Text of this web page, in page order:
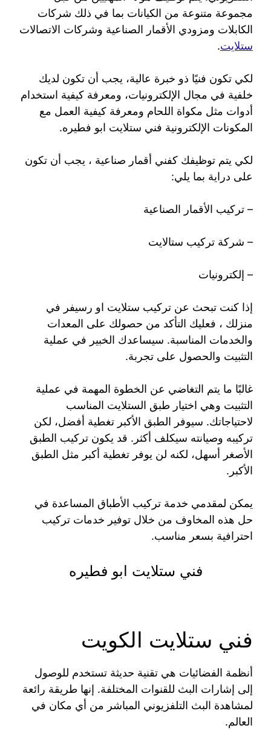
مجموعة متنوعة من الكيانات بما في ذلك شركات
الكابلات ومزودي الأقمار الصناعية وشركات الاتصالات
ستلايت.
لكي تكون فنيًا ذو خبرة عالية، يجب أن تكون لديك
خلفية في مجال الإلكترونيات، ومعرفة كيفية استخدام
أدوات مثل مكواة اللحام ومعرفة كيفية العمل مع
المكونات الإلكترونية فني ستلايت ابو فطيره.
لكي يتم توظيفك كفني أقمار صناعية ، يجب أن تكون
على دراية بما يلي:
– تركيب الأقمار الصناعية
– شركة تركيب ستالايت
– إلكترونيات
إذا كنت تبحث عن تركيب ستلايت او رسيفر في
منزلك ، فعليك التأكد من حصولك على المعدات
والخدمات المناسبة. سيساعدك الخبير في عملية
التثبيت والحصول على تجربة.
غالبًا ما يتم التغاضي عن الخطوة المهمة في عملية
التثبيت وهي اختيار طبق الستلايت المناسب
لاحتياجاتك. سيوفر الطبق الأكبر تغطية أفضل، لكن
تركيبه وصيانته سيكلف أكثر. قد يكون تركيب الطبق
الأصغر أسهل، لكنه لن يوفر تغطية أكبر مثل الطبق
الأكبر.
يمكن لمقدمي خدمة تركيب الأطباق المساعدة في
حل هذه المخاوف من خلال توفير خدمات تركيب
احترافية بسعر مناسب.
فني ستلايت ابو فطيره
فني ستلايت الكويت
أنظمة الفضائيات هي تقنية حديثة تستخدم للوصول
إلى إشارات البث للقنوات المختلفة. إنها طريقة رائعة
لمشاهدة البث التلفزيوني المباشر من أي مكان في
العالم.